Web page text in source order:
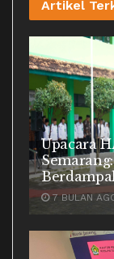
Artikel
Upacara
7 BULAN